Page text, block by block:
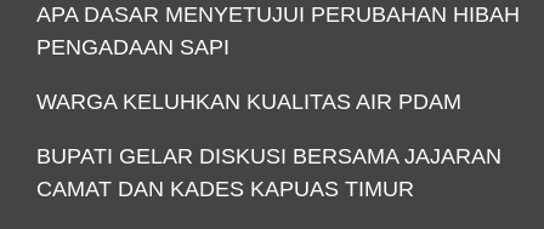
APA DASAR MENYETUJUI PERUBAHAN HIBAH
PENGADAAN SAPI
WARGA KELUHKAN KUALITAS AIR PDAM
BUPATI GELAR DISKUSI BERSAMA JAJARAN
CAMAT DAN KADES KAPUAS TIMUR